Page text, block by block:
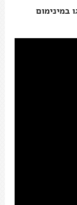
במינימום